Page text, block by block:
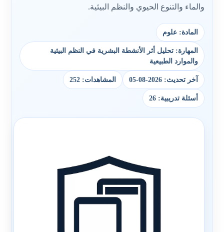
والماء والتنوع الحيوي والنظم البيئية.
المادة: علوم
المهارة: تحليل أثر الأنشطة البشرية في النظم البيئية
والموارد الطبيعية
آخر تحديث: 2026-08-05 المشاهدات: 252
أسئلة تدريبية: 26